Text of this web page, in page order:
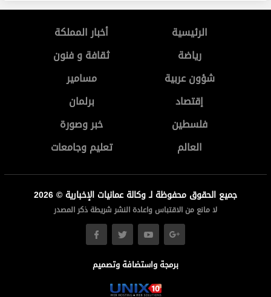
الرئيسية
أخبار المملكة
رياضة
ثقافة و فنون
شؤون عربية
مسامير
إقتصاد
برلمان
فلسطين
خبر وصورة
العالم
تعليم وجامعات
جميع الحقوق محفوظة لـ وكالة عمانيات الإخبارية © 2026
لا مانع من الاقتباس واعادة النشر شريطة ذكر المصدر
برمجة واستضافة وتصميم